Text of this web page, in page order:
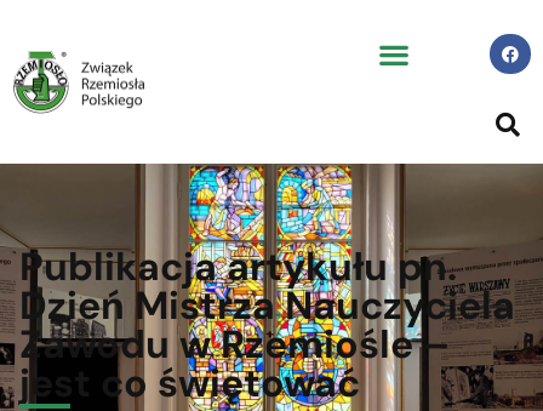
Publikacja artykułu pn.
Dzień Mistrza Nauczyciela
Zawodu w Rzemiośle –
jest co świętować